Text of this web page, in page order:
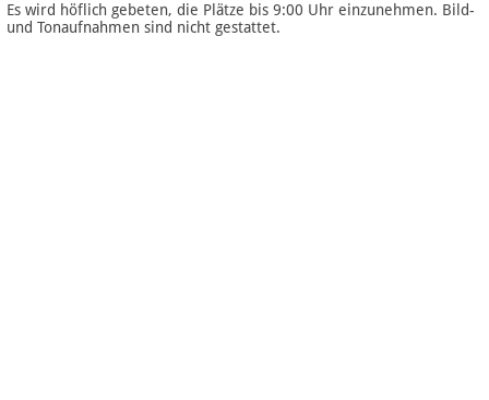
Es wird höflich gebeten, die Plätze bis 9:00 Uhr einzunehmen. Bild-
und Tonaufnahmen sind nicht gestattet.